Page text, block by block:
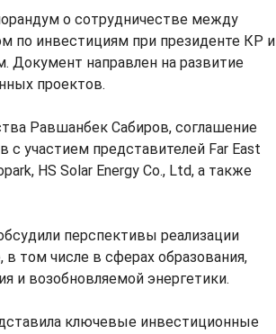
о сотрудничестве между
по инвестициям при президенте КР и
Документ направлен на развитие
проектов.
Равшанбек Сабиров, соглашение
с участием представителей Far East
HS Solar Energy Co., Ltd, а также
перспективы реализации
том числе в сферах образования,
и возобновляемой энергетики.
ключевые инвестиционные